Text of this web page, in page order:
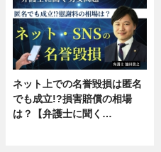
ネット上での名誉毀損は匿名
でも成立!?損害賠償の相場
は？【弁護士に聞く…